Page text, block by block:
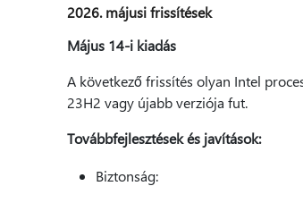
2026. májusi frissítések
Május 14-i kiadás
A következő frissítés olyan Intel
23H2 vagy újabb verziója fut.
Továbbfejlesztések és javítások:
Biztonság: